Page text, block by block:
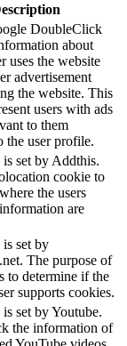
DoubleClick
about
uses the website
advertisement
the website. This
users with ads
to them
the user profile.
set by Addthis.
cookie to
the users
are
set by
The purpose of
to determine if the
supports cookies.
set by Youtube.
the information of